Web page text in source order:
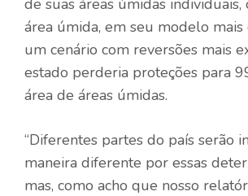
área úmida, em seu modelo mais
um cenário com reversões mais
estado perderia proteções para
área de áreas úmidas.
“Diferentes partes do país serão
maneira diferente por essas
mas, como acho que nosso